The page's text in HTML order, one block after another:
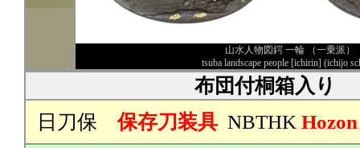
山水人物図鍔 一輪 （一乗派）
tsuba landscape people [ichirin] (ichijo
布団付桐箱入り
日刀保 保存刀装具 NBTHK Hozon